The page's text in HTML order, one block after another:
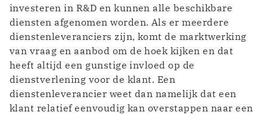
investeren in R&D en kunnen alle beschikbare
diensten afgenomen worden. Als er meerdere
dienstenleveranciers zijn, komt de marktwerking
van vraag en aanbod om de hoek kijken en dat
heeft altijd een gunstige invloed op de
dienstverlening voor de klant. Een
dienstenleverancier weet dan namelijk dat een
klant relatief eenvoudig kan overstappen naar een